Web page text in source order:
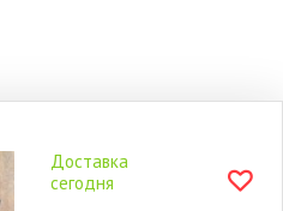
Доставка
сегодня